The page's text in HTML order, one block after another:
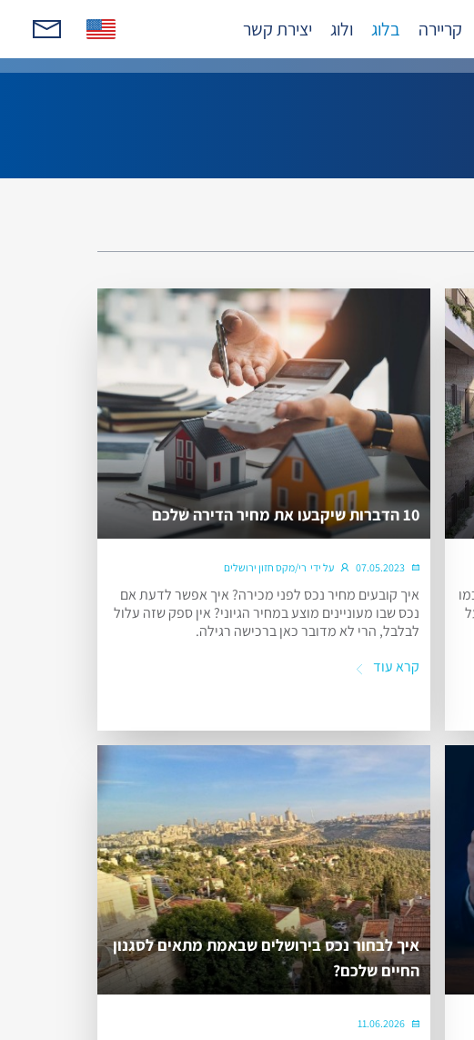
קריירה בלוג ולוג יצירת קשר
10 הדברות שיקבעו את מחיר הדירה שלכם
07.05.2023 על ידי רי/מקס חזון ירושלים
איך קובעים מחיר נכס לפני מכירה? איך אפשר לדעת אם
נכס שבו מעוניינים מוצע במחיר הגיוני? אין ספק שזה עלול
לבלבל, הרי לא מדובר כאן ברכישה רגילה.
קרא עוד
איך לבחור נכס בירושלים שבאמת מתאים לסגנון
החיים שלכם?
11.06.2026